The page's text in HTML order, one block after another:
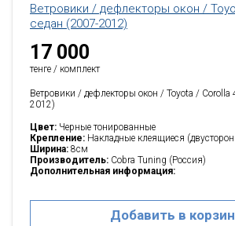
Ветровики / дефлекторы окон /
седан (2007-2012)
17 000
тенге / комплект
Ветровики / дефлекторы окон / Toyota / Corolla
2012)
Цвет: Черные тонированные
Крепление: Накладные клеящиеся
Ширина: 8см
Производитель: Cobra Tuning (Россия)
Дополнительная информация:
Добавить в